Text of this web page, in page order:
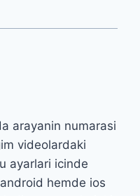
arayanin numarasi
videolardaki
ayarlari icinde
hemde ios